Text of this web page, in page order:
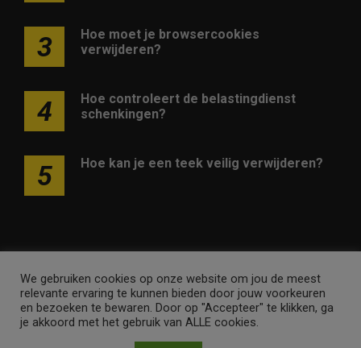
3
Hoe moet je browsercookies
verwijderen?
4
Hoe controleert de belastingdienst
schenkingen?
5 Hoe kan je een teek veilig verwijderen?
Adverteren op deze website Contact
Disclaimer
Nieuwsbrief
Privacy
We gebruiken cookies op onze website om jou de meest
relevante ervaring te kunnen bieden door jouw voorkeuren
en bezoeken te bewaren. Door op "Accepteer" te klikken, ga
je akkoord met het gebruik van ALLE cookies.